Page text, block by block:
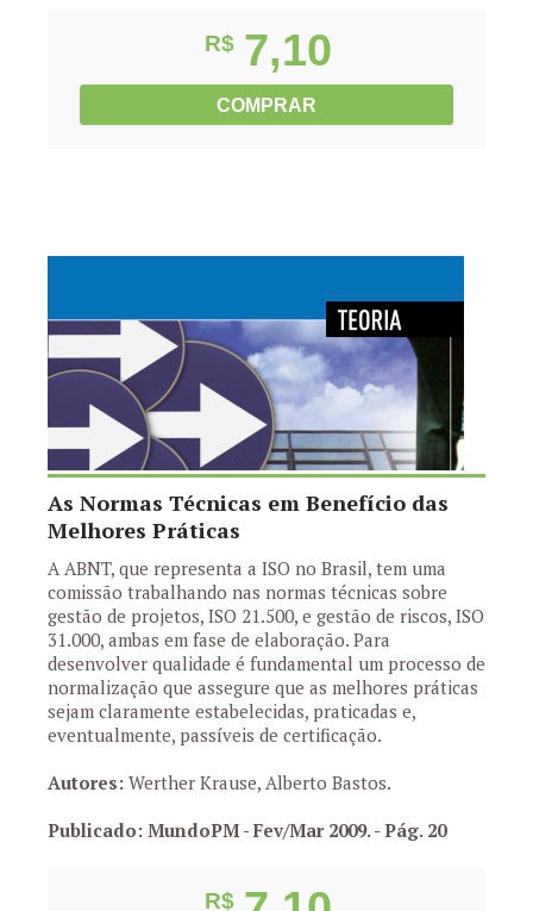
R$ 7,10
COMPRAR
As Normas Técnicas em Benefício das
Melhores Práticas
A ABNT, que representa a ISO no Brasil, tem uma
comissão trabalhando nas normas técnicas sobre
gestão de projetos, ISO 21.500, e gestão de riscos, ISO
31.000, ambas em fase de elaboração. Para
desenvolver qualidade é fundamental um processo de
normalização que assegure que as melhores práticas
sejam claramente estabelecidas, praticadas e,
eventualmente, passíveis de certificação.
Autores: Werther Krause, Alberto Bastos.
Publicado: MundoPM - Fev/Mar 2009.- Pág. 20
R$